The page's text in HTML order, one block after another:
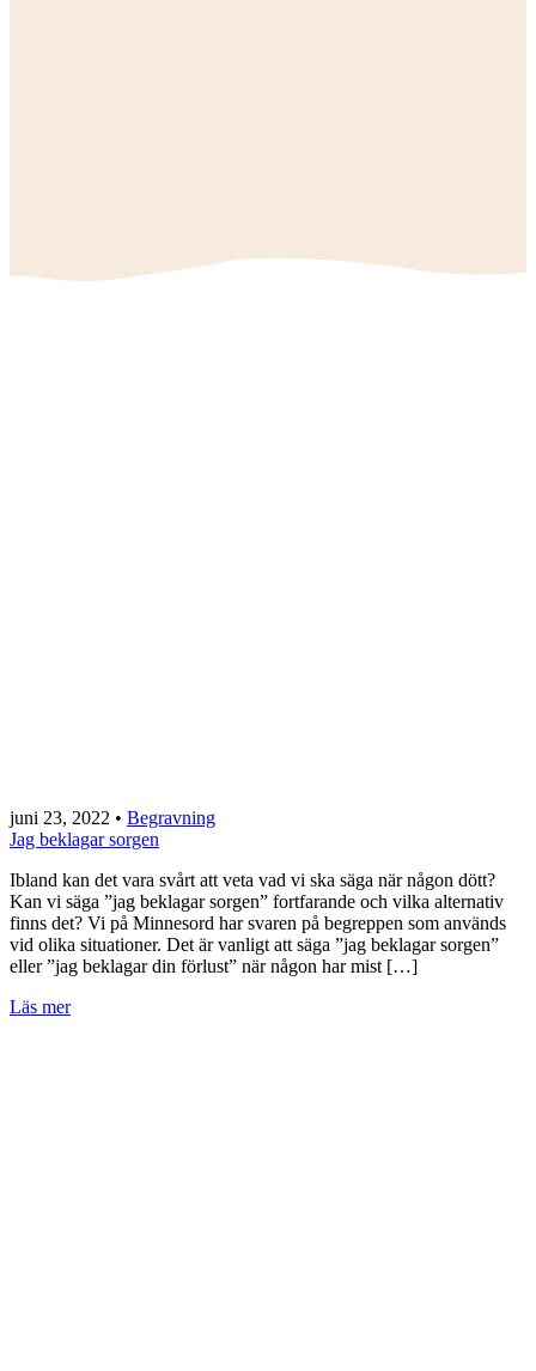
juni 23, 2022 • Begravning
Jag beklagar sorgen
Ibland kan det vara svårt att veta vad vi ska säga när någon dött?
Kan vi säga ”jag beklagar sorgen” fortfarande och vilka alternativ
finns det? Vi på Minnesord har svaren på begreppen som används
vid olika situationer. Det är vanligt att säga ”jag beklagar sorgen”
eller ”jag beklagar din förlust” när någon har mist […]
Läs mer